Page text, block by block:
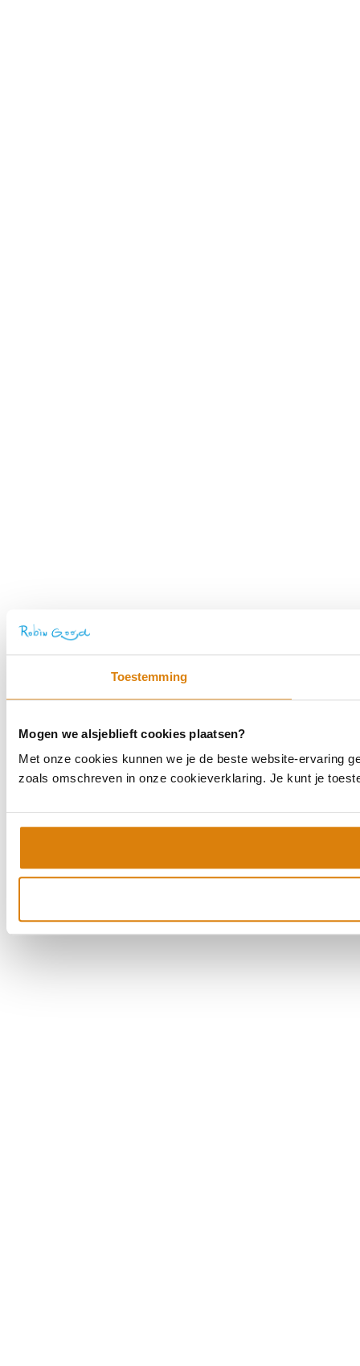
Toestemming
Mogen we alsjeblieft cookies plaatsen?
Met onze cookies kunnen we je de beste website-ervaring
zoals omschreven in onze cookieverklaring. Je kunt je